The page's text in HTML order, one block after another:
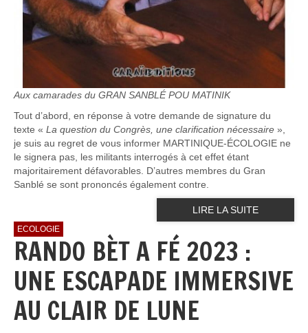
Aux camarades du GRAN SANBLÉ POU MATINIK
Tout d’abord, en réponse à votre demande de signature du
texte « La question du Congrès, une clarification nécessaire »,
je suis au regret de vous informer MARTINIQUE-ÉCOLOGIE ne
le signera pas, les militants interrogés à cet effet étant
majoritairement défavorables. D’autres membres du Gran
Sanblé se sont prononcés également contre.
LIRE LA SUITE
ECOLOGIE
RANDO BÈT A FÉ 2023 :
UNE ESCAPADE IMMERSIVE
AU CLAIR DE LUNE